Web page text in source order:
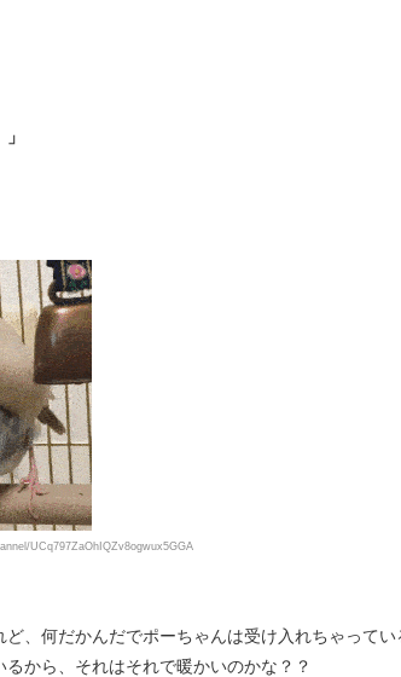
UCq797ZaOhIQZv8ogwux5GGA
、何だかんだでポーちゃんは受け入れちゃってい
から、それはそれで暖かいのかな？？